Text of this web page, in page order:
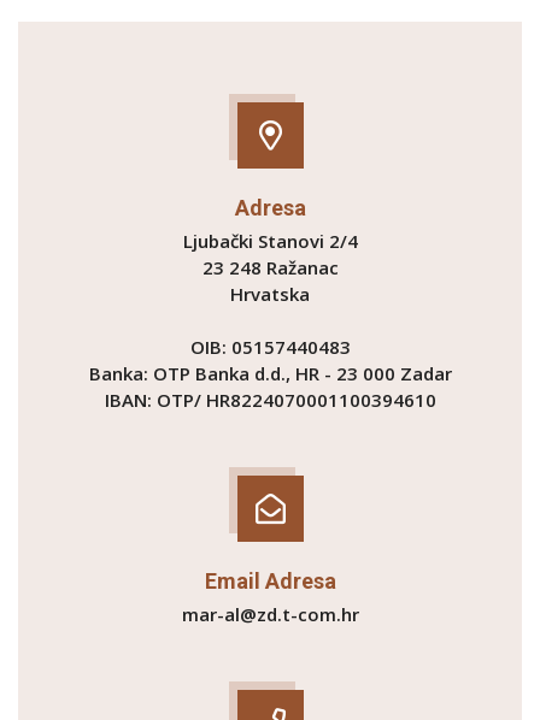
Adresa
Ljubački Stanovi 2/4
23 248 Ražanac
Hrvatska
OIB: 05157440483
Banka: OTP Banka d.d., HR - 23 000 Zadar
IBAN: OTP/ HR8224070001100394610
Email Adresa
mar-al@zd.t-com.hr